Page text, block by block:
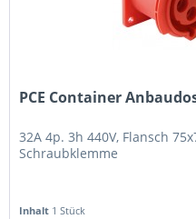
PCE Container
32A 4p. 3h 440V, Flansch
Schraubklemme
Inhalt 1 Stück